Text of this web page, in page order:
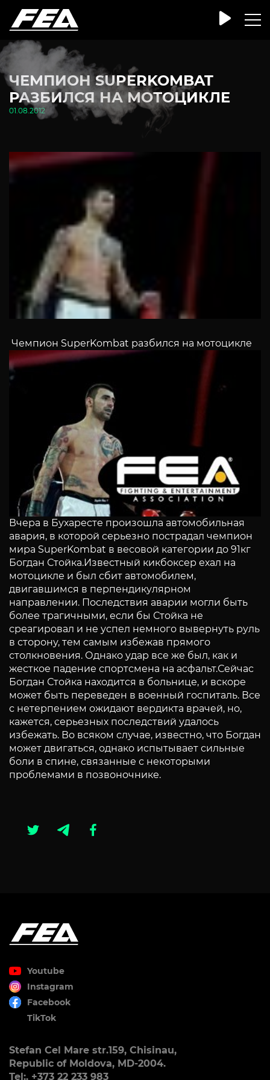
ЧЕМПИОН SUPERKOMBAT
РАЗБИЛСЯ НА МОТОЦИКЛЕ
01.08.2012
Чемпион SuperKombat разбился на мотоцикле
Вчера в Бухаресте произошла автомобильная
авария, в которой серьезно пострадал чемпион
мира SuperKombat в весовой категории до 91кг
Богдан Стойка.Известный кикбоксер ехал на
мотоцикле и был сбит автомобилем,
двигавшимся в перпендикулярном
направлении. Последствия аварии могли быть
более трагичными, если бы Стойка не
среагировал и не успел немного вывернуть руль
в сторону, тем самым избежав прямого
столкновения. Однако удар все же был, как и
жесткое падение спортсмена на асфальт.Сейчас
Богдан Стойка находится в больнице, и вскоре
может быть переведен в военный госпиталь. Все
с нетерпением ожидают вердикта врачей, но,
кажется, серьезных последствий удалось
избежать. Во всяком случае, известно, что Богдан
может двигаться, однако испытывает сильные
боли в спине, связанные с некоторыми
проблемами в позвоночнике.
Youtube
Instagram
Facebook
TikTok
Stefan Cel Mare str.159, Chisinau,
Republic of Moldova, MD-2004.
Tel:. +373 22 233 983